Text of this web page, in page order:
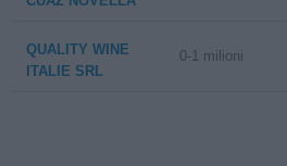
QUALITY WINE
ITALIE SRL
0-1 milioni